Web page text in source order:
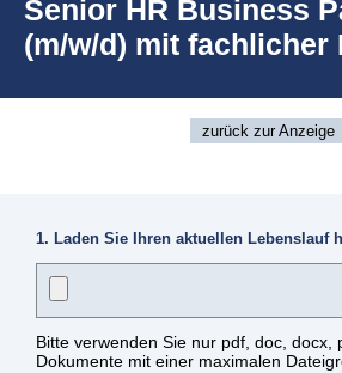
Senior HR Business
(m/w/d) mit fachlicher
zurück zur Anzeige
1. Laden Sie Ihren aktuellen Lebenslauf
Bitte verwenden Sie nur pdf, doc, docx,
Dokumente mit einer maximalen